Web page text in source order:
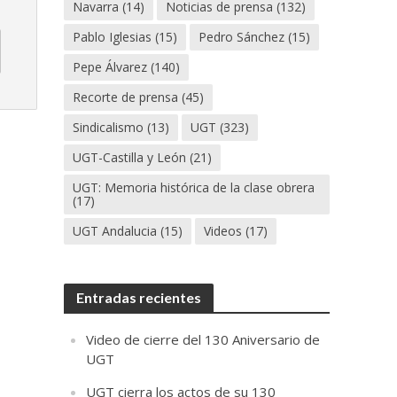
Navarra (14) Noticias de prensa (132)
Pablo Iglesias (15) Pedro Sánchez (15)
Pepe Álvarez (140)
Recorte de prensa (45)
Sindicalismo (13) UGT (323)
UGT-Castilla y León (21)
UGT: Memoria histórica de la clase obrera
(17)
UGT Andalucia (15) Videos (17)
Entradas recientes
Video de cierre del 130 Aniversario de
UGT
UGT cierra los actos de su 130